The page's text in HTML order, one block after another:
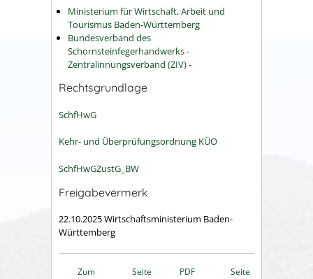
Ministerium für Wirtschaft, Arbeit und
Tourismus Baden-Württemberg
Bundesverband des
Schornsteinfegerhandwerks -
Zentralinnungsverband (ZIV) -
Rechtsgrundlage
SchfHwG
Kehr- und Überprüfungsordnung KÜO
SchfHwGZustG_BW
Freigabevermerk
22.10.2025 Wirtschaftsministerium Baden-
Württemberg
Zum
Seite
PDF
Seite